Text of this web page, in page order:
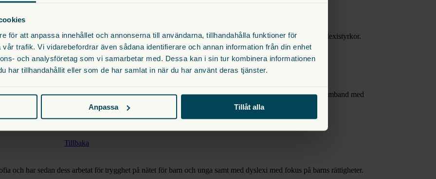
för att anpassa innehållet och annonserna till användarna, tillhandahålla funktioner för
trafik. Vi vidarebefordrar även sådana identifierare och annan information från din enhet
och analysföretag som vi samarbetar med. Dessa kan i sin tur kombinera informationen
har tillhandahållit eller som de har samlat in när du har använt deras tjänster.
Anpassa Tillåt alla
medborgare att skicka sin dyslexistyrka till oss på Stiftelsen. Vi fick in många svar med lika många dyslexistyrkor.
fin affisch som visar att dyslexi är så mycket mer än bara läs-och skrivsvårigheter.
har en egen flagga och nationalsång som heter Skriver i Granit (finns på spotify). Landet startade i samband med
Facebooksida.
Tillbaka
och har sedan dess arbetat för trygghet på nätet för barn och unga samt med dyslexi med fokus på barns rättigheter.